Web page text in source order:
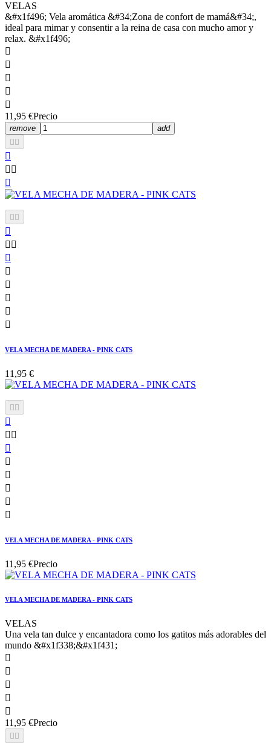
VELAS
&#x1f496; Vela aromática &#34;Zona de confort de mamá&#34;,
ideal para mimar y consentir a la reina de casa con mucho amor y
relax. &#x1f496;





11,95 €Precio
remove
add
 

 

 

 






VELA MECHA DE MADERA - PINK CATS
11,95 €
 

 






VELA MECHA DE MADERA - PINK CATS
11,95 €Precio
VELA MECHA DE MADERA - PINK CATS
VELAS
Una vela tan dulce y encantadora como los gatitos más adorables del
mundo &#x1f338;&#x1f431;





11,95 €Precio
 